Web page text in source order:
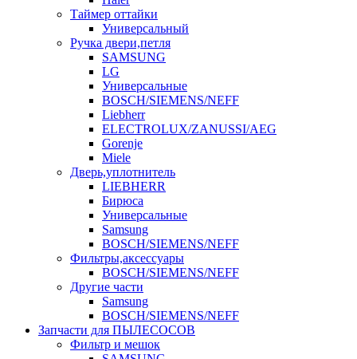
Таймер оттайки
Универсальный
Ручка двери,петля
SAMSUNG
LG
Универсальные
BOSCH/SIEMENS/NEFF
Liebherr
ELECTROLUX/ZANUSSI/AEG
Gorenje
Miele
Дверь,уплотнитель
LIEBHERR
Бирюса
Универсальные
Samsung
BOSCH/SIEMENS/NEFF
Фильтры,аксессуары
BOSCH/SIEMENS/NEFF
Другие части
Samsung
BOSCH/SIEMENS/NEFF
Запчасти для ПЫЛЕСОСОВ
Фильтр и мешок